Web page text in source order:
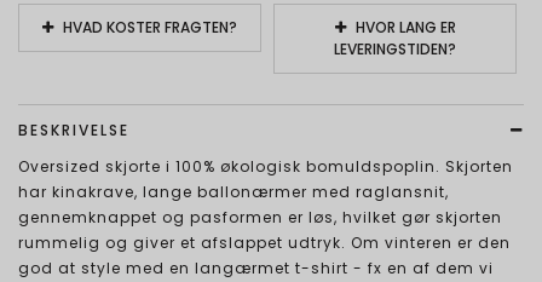
HVAD KOSTER FRAGTEN?
HVOR LANG ER
LEVERINGSTIDEN?
BESKRIVELSE
Oversized skjorte i 100% økologisk bomuldspoplin. Skjorten
har kinakrave, lange ballonærmer med raglansnit,
gennemknappet og pasformen er løs, hvilket gør skjorten
rummelig og giver et afslappet udtryk. Om vinteren er den
god at style med en langærmet t-shirt - fx en af dem vi